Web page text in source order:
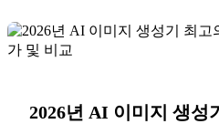
2026년 AI 이미지 생성